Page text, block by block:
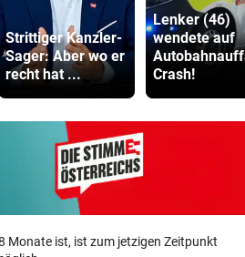
Strittiger Kanzler-
Sager: Aber wo er
recht hat ...
Lenker (46)
wendete auf
Crash!
Monate ist, ist zum jetzigen Zeitpunkt